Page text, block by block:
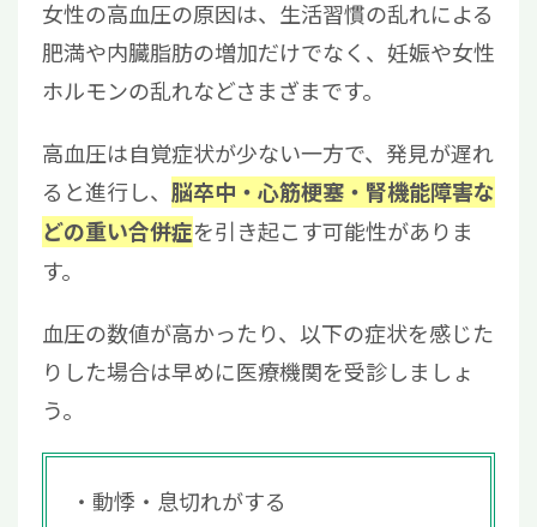
女性の高血圧の原因は、生活習慣の乱れによる
肥満や内臓脂肪の増加だけでなく、妊娠や女性
ホルモンの乱れなどさまざまです。
高血圧は自覚症状が少ない一方で、発見が遅れ
ると進行し、 脳卒中・心筋梗塞・腎機能障害な
どの重い合併症を引き起こす可能性がありま
す。
血圧の数値が高かったり、以下の症状を感じた
りした場合は早めに医療機関を受診しましょ
う。
動悸・息切れがする